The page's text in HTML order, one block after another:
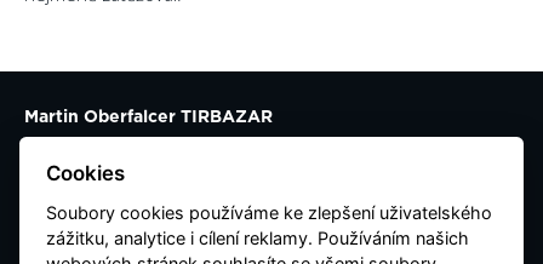
Martin Oberfalcer TIRBAZAR
Všechromy 46
25163 Strančice
Kontaktujte nás
Cookies
Soubory cookies používáme ke zlepšení uživatelského
zážitku, analytice i cílení reklamy. Používáním našich